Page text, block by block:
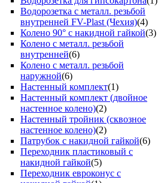
Водорозетка с металл. резьбой
внутренней FV-Plast (Чехия)(4)
Колено 90° с накидной гайкой(3)
Колено с металл. резьбой
внутренней(6)
Колено с металл. резьбой
наружной(6)
Настенный комплект(1)
Настенный комплект (двойное
настенное колено)(2)
Настенный тройник (сквозное
настенное колено)(2)
Патрубок с накидной гайкой(6)
Переходник пластиковый с
накидной гайкой(5)
Переходник евроконус с